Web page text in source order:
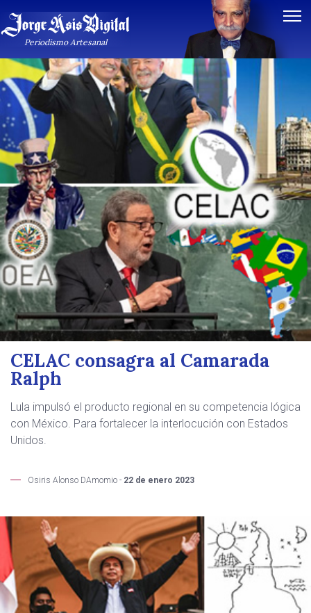
Periodismo Artesanal
CELAC consagra al Camarada
Ralph
Lula impulsó el producto regional en su competencia lógica
con México. Para fortalecer la interlocución con Estados
Unidos.
Osiris Alonso DAmomio - 22 de enero 2023